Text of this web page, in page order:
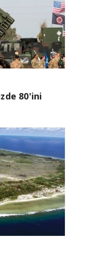
80'ini